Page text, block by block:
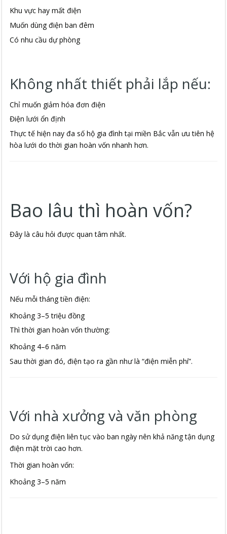
Khu vực hay mất điện
Muốn dùng điện ban đêm
Có nhu cầu dự phòng
Không nhất thiết phải lắp nếu:
Chỉ muốn giảm hóa đơn điện
Điện lưới ổn định
Thực tế hiện nay đa số hộ gia đình tại miền Bắc vẫn ưu tiên hệ
hòa lưới do thời gian hoàn vốn nhanh hơn.
Bao lâu thì hoàn vốn?
Đây là câu hỏi được quan tâm nhất.
Với hộ gia đình
Nếu mỗi tháng tiền điện:
Khoảng 3–5 triệu đồng
Thì thời gian hoàn vốn thường:
Khoảng 4–6 năm
Sau thời gian đó, điện tạo ra gần như là “điện miễn phí”.
Với nhà xưởng và văn phòng
Do sử dụng điện liên tục vào ban ngày nên khả năng tận dụng
điện mặt trời cao hơn.
Thời gian hoàn vốn:
Khoảng 3–5 năm